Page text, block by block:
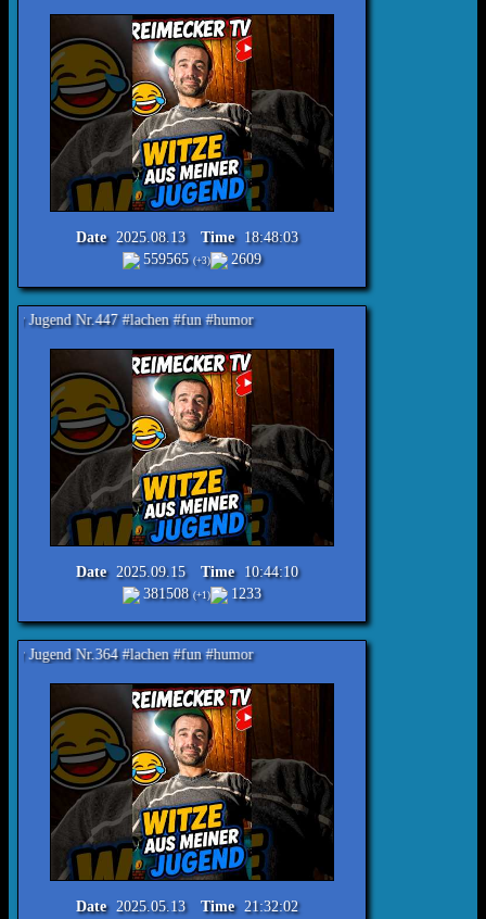
Date 2025.08.13 Time 18:48:03
559565(+3) 2609
#lachen #fun #humor
Date 2025.09.15 Time 10:44:10
381508(+1) 1233
#lachen #fun #humor
Date 2025.05.13 Time 21:32:02